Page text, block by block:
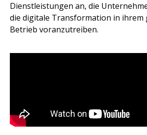
Dienstleistungen an, die
die digitale Transformation in ihrem
Betrieb voranzutreiben.